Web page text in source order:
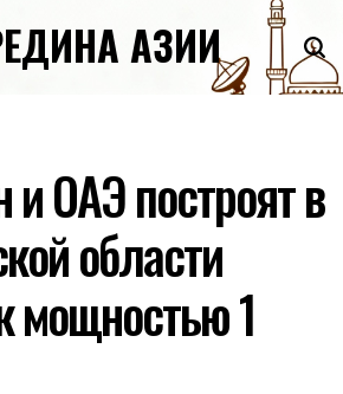
АЗИИ
и ОАЭ построят в
области
мощностью 1